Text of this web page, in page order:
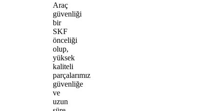
Araç
güvenliği
bir
SKF
önceliği
olup,
yüksek
kaliteli
parçalarımız
güvenliğe
ve
uzun